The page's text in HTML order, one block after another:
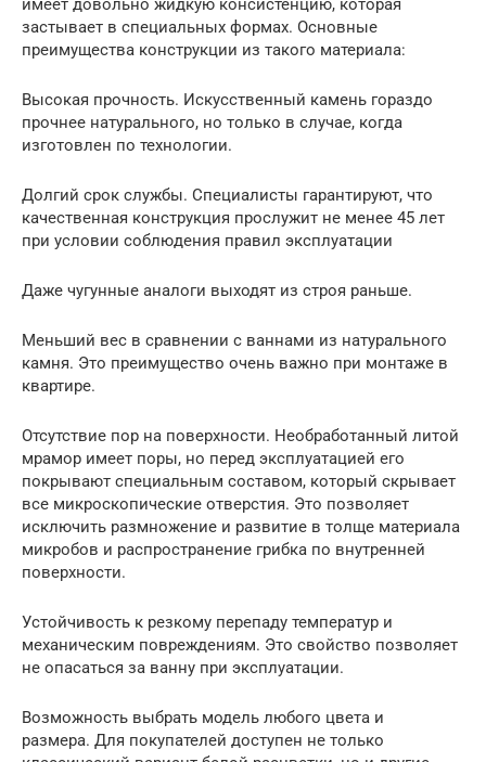
застывает в специальных формах. Основные
преимущества конструкции из такого материала:
Высокая прочность. Искусственный камень гораздо
прочнее натурального, но только в случае, когда
изготовлен по технологии.
Долгий срок службы. Специалисты гарантируют, что
качественная конструкция прослужит не менее 45 лет
при условии соблюдения правил эксплуатации
Даже чугунные аналоги выходят из строя раньше.
Меньший вес в сравнении с ваннами из натурального
камня. Это преимущество очень важно при монтаже в
квартире.
Отсутствие пор на поверхности. Необработанный литой
мрамор имеет поры, но перед эксплуатацией его
покрывают специальным составом, который скрывает
все микроскопические отверстия. Это позволяет
исключить размножение и развитие в толще материала
микробов и распространение грибка по внутренней
поверхности.
Устойчивость к резкому перепаду температур и
механическим повреждениям. Это свойство позволяет
не опасаться за ванну при эксплуатации.
Возможность выбрать модель любого цвета и
размера. Для покупателей доступен не только